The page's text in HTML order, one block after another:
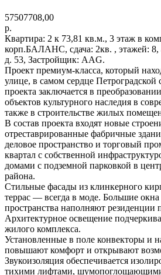
57507708,00
р.
Квартира: 2 к 73,81 кв.м., 3 этаж в
корп.БАЛАНС, сдача: 2кв. , этажей: 8,
д. 53, Застройщик: AAG.
Проект премиум-класса, который
улице, в самом сердце
проекта заключается в
объектов культурного наследия в
также в строительстве жилых
В состав проекта входят новые
отреставрированные фабричные
деловое пространство и торговый
квартал с собственной
домами с подземной парковкой в
района.
Стильные фасады из клинкерного
террас — всегда в моде. Большие
пространства наполняют резиденции
Архитектурное освещение
жилого комплекса.
Установленные в поле конвекторы и
повышают комфорт и открывают
Звукоизоляция обеспечивается
тихими лифтами, шумопоглощающими